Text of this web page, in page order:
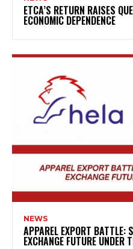
ETCA’S RETURN RAISES
ECONOMIC DEPENDENCE
NEWS
APPAREL EXPORT BATTLE:
EXCHANGE FUTURE UNDER